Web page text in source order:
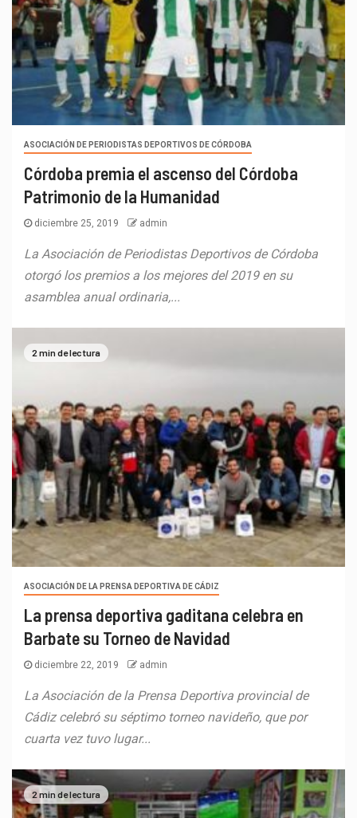
ASOCIACIÓN DE PERIODISTAS DEPORTIVOS DE CÓRDOBA
Córdoba premia el ascenso del Córdoba
Patrimonio de la Humanidad
diciembre 25, 2019 admin
La Asociación de Periodistas Deportivos de Córdoba
otorgó los premios a los mejores del 2019 en su
asamblea anual ordinaria,...
2 min de lectura
ASOCIACIÓN DE LA PRENSA DEPORTIVA DE CÁDIZ
La prensa deportiva gaditana celebra en
Barbate su Torneo de Navidad
diciembre 22, 2019 admin
La Asociación de la Prensa Deportiva provincial de
Cádiz celebró su séptimo torneo navideño, que por
cuarta vez tuvo lugar...
2 min de lectura